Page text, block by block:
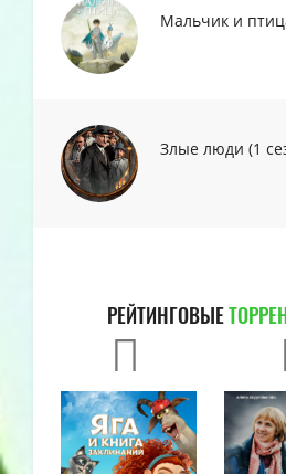
Мальчик и
Злые люди (1
РЕЙТИНГОВЫЕ